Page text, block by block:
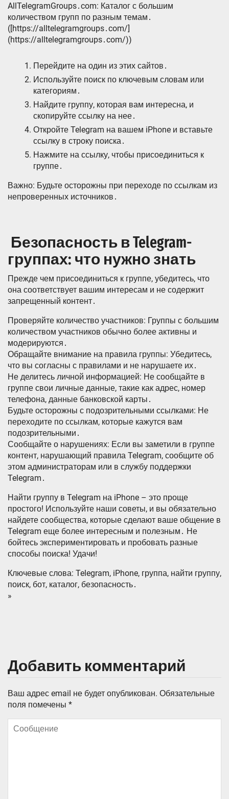
AllTelegramGroups․com: Каталог с большим
количеством групп по разным темам․
([https://alltelegramgroups․com/]
(https://alltelegramgroups․com/))
Перейдите на один из этих сайтов․
Используйте поиск по ключевым словам или
категориям․
Найдите группу, которая вам интересна, и
скопируйте ссылку на нее․
Откройте Telegram на вашем iPhone и вставьте
ссылку в строку поиска․
Нажмите на ссылку, чтобы присоединиться к
группе․
Важно: Будьте осторожны при переходе по ссылкам из
непроверенных источников․
️ Безопасность в Telegram-
группах: что нужно знать
Прежде чем присоединиться к группе, убедитесь, что
она соответствует вашим интересам и не содержит
запрещенный контент․
Проверяйте количество участников: Группы с большим
количеством участников обычно более активны и
модерируются․
Обращайте внимание на правила группы: Убедитесь,
что вы согласны с правилами и не нарушаете их․
Не делитесь личной информацией: Не сообщайте в
группе свои личные данные, такие как адрес, номер
телефона, данные банковской карты․
Будьте осторожны с подозрительными ссылками: Не
переходите по ссылкам, которые кажутся вам
подозрительными․
Сообщайте о нарушениях: Если вы заметили в группе
контент, нарушающий правила Telegram, сообщите об
этом администраторам или в службу поддержки
Telegram․
Найти группу в Telegram на iPhone – это проще
простого! Используйте наши советы, и вы обязательно
найдете сообщества, которые сделают ваше общение в
Telegram еще более интересным и полезным․ Не
бойтесь экспериментировать и пробовать разные
способы поиска! Удачи!
Ключевые слова: Telegram, iPhone, группа, найти группу,
поиск, бот, каталог, безопасность․
»
Добавить комментарий
Ваш адрес email не будет опубликован. Обязательные
поля помечены *